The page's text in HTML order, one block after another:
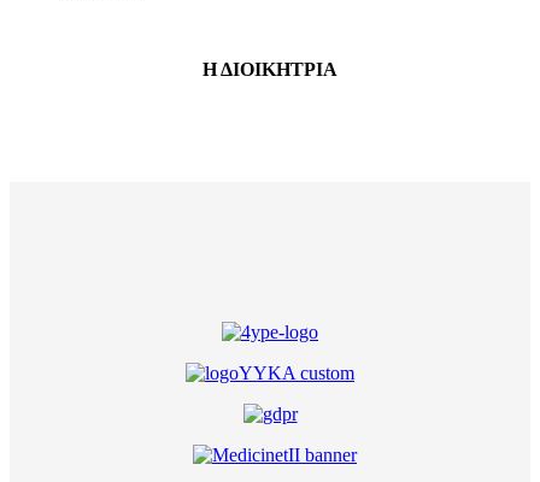
Η ΔΙΟΙΚΗΤΡΙΑ